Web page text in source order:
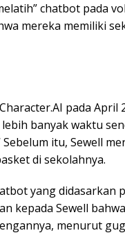
chatbot pada
mereka memiliki
pada April
banyak waktu
itu, Sewell
di sekolahnya.
yang didasarkan
kepada Sewell bahwa
menurut